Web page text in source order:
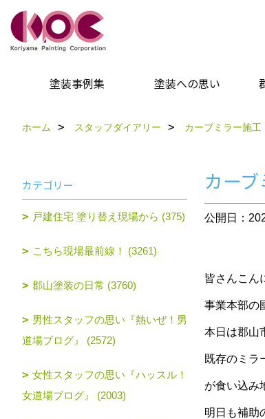
塗装事例集 塗装への思い
ホーム スタッフダイアリー カーブミラー施工
カーブ
公開日：
皆さんこん
事業本部の
本日は郡山
既存のミラ
が食い込み
明日も補助
カテゴリー
戸建住宅 塗り替え現場から (375)
こちら現場最前線！ (3261)
郡山塗装の日常 (3760)
男性スタッフの思い『熱いぜ！男
道場ブログ』 (2572)
女性スタッフの思い『ハッスル！
女道場ブログ』 (2003)